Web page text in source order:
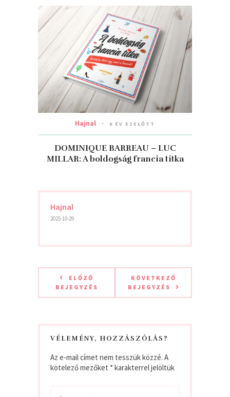
Hajnal 6 ÉV EZELŐTT
DOMINIQUE BARREAU – LUC
MILLAR: A boldogság francia titka
Hajnal
2025-10-29
ELŐZŐ
BEJEGYZÉS
KÖVETKEZŐ
BEJEGYZÉS
VÉLEMÉNY, HOZZÁSZÓLÁS?
Az e-mail címet nem tesszük közzé. A
kötelező mezőket *karakterrel jelöltük